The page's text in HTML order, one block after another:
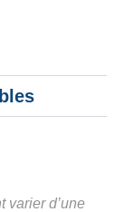
varier d’une